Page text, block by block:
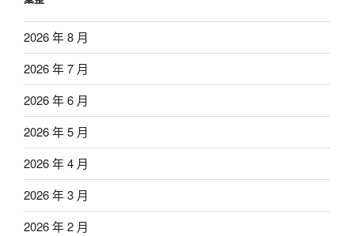
2026 年 8 月
2026 年 7 月
2026 年 6 月
2026 年 5 月
2026 年 4 月
2026 年 3 月
2026 年 2 月